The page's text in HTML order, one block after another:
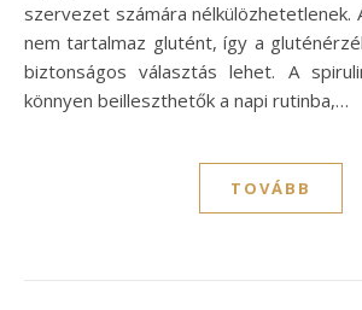
szervezet számára nélkülözhetetlenek.
nem tartalmaz glutént, így a
biztonságos választás lehet. A
könnyen beilleszthetők a napi rutinba,…
TOVÁBB